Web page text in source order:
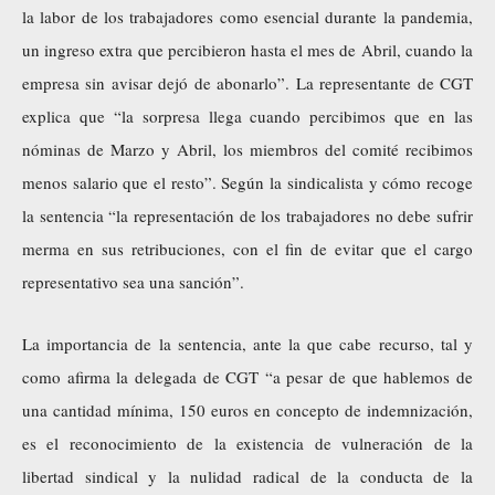
la labor de los trabajadores como esencial durante la pandemia,
un ingreso extra que percibieron hasta el mes de Abril, cuando la
empresa sin avisar dejó de abonarlo”. La representante de CGT
explica que “la sorpresa llega cuando percibimos que en las
nóminas de Marzo y Abril, los miembros del comité recibimos
menos salario que el resto”. Según la sindicalista y cómo recoge
la sentencia “la representación de los trabajadores no debe sufrir
merma en sus retribuciones, con el fin de evitar que el cargo
representativo sea una sanción”.
La importancia de la sentencia, ante la que cabe recurso, tal y
como afirma la delegada de CGT “a pesar de que hablemos de
una cantidad mínima, 150 euros en concepto de indemnización,
es el reconocimiento de la existencia de vulneración de la
libertad sindical y la nulidad radical de la conducta de la